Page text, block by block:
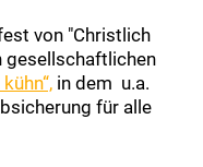
von "Christlich
gesellschaftlichen
kühn“, in dem u.a.
für alle